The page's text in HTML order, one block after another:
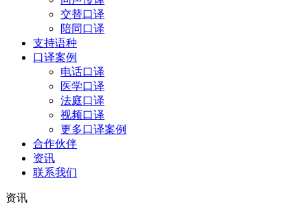
交替口译
陪同口译
支持语种
口译案例
电话口译
医学口译
法庭口译
视频口译
更多口译案例
合作伙伴
资讯
联系我们
资讯